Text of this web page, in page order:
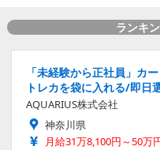
ランキ
「未経験から正社員」カ
トレカを袋に入れる/即日
AQUARIUS株式会社
神奈川県
月給31万8,100円～50万